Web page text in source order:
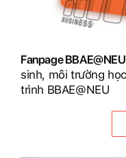
Fanpage BBAE@NEU
sinh, môi trường
trình BBAE@NEU